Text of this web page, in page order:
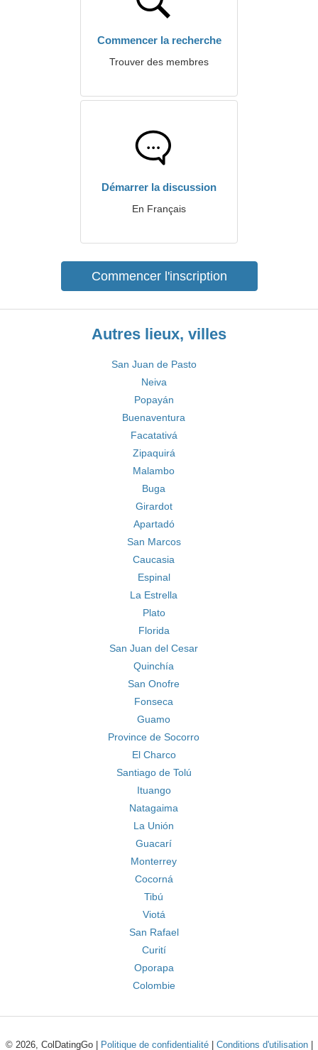
Commencer la recherche
Trouver des membres
Démarrer la discussion
En Français
Commencer l'inscription
Autres lieux, villes
San Juan de Pasto
Neiva
Popayán
Buenaventura
Facatativá
Zipaquirá
Malambo
Buga
Girardot
Apartadó
San Marcos
Caucasia
Espinal
La Estrella
Plato
Florida
San Juan del Cesar
Quinchía
San Onofre
Fonseca
Guamo
Province de Socorro
El Charco
Santiago de Tolú
Ituango
Natagaima
La Unión
Guacarí
Monterrey
Cocorná
Tibú
Viotá
San Rafael
Curití
Oporapa
Colombie
© 2026, ColDatingGo | Politique de confidentialité| Conditions d'utilisation|